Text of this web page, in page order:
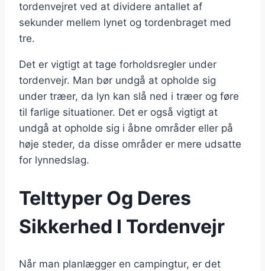
tordenvejret ved at dividere antallet af
sekunder mellem lynet og tordenbraget med
tre.
Det er vigtigt at tage forholdsregler under
tordenvejr. Man bør undgå at opholde sig
under træer, da lyn kan slå ned i træer og føre
til farlige situationer. Det er også vigtigt at
undgå at opholde sig i åbne områder eller på
høje steder, da disse områder er mere udsatte
for lynnedslag.
Telttyper Og Deres
Sikkerhed I Tordenvejr
Når man planlægger en campingtur, er det